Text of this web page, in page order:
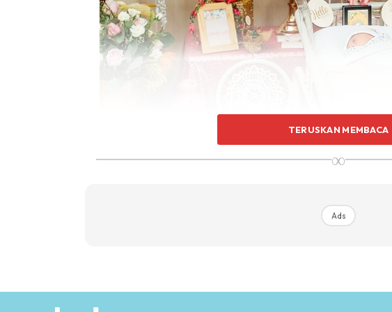
TERUSKAN MEMBACA
∞
Ads